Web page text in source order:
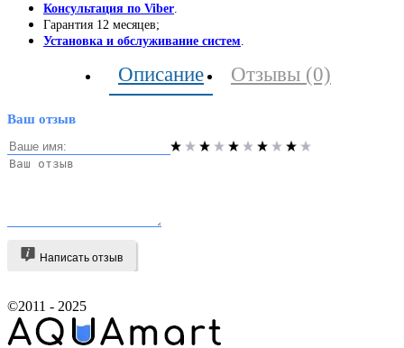
Консультация по Viber
Гарантия 12 месяцев;
Установка и обслуживание систем
Описание Отзывы (0)
Ваш отзыв
Написать отзыв
©2011 - 2025